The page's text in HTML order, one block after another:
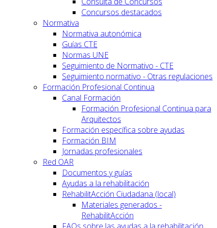
Concursos destacados
Normativa
Normativa autonómica
Guías CTE
Normas UNE
Seguimiento de Normativo - CTE
Seguimiento normativo - Otras regulaciones
Formación Profesional Continua
Canal Formación
Formación Profesional Continua para
Arquitectos
Formación específica sobre ayudas
Formación BIM
Jornadas profesionales
Red OAR
Documentos y guías
Ayudas a la rehabilitación
RehabilitAcción Ciudadana (local)
Materiales generados -
RehabilitAcción
FAQs sobre las ayudas a la rehabilitación